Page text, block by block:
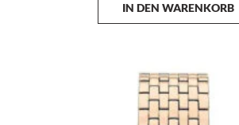
IN DEN WARENKORB